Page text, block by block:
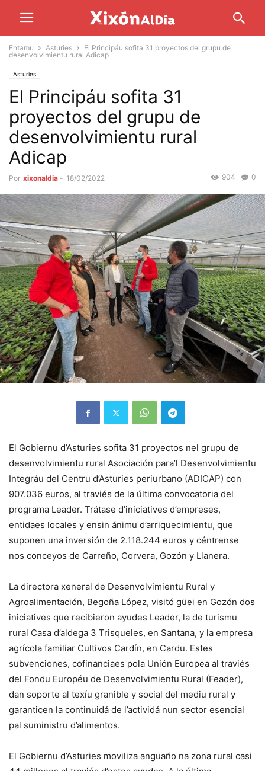
Entamu Asturies
El Principáu sofita 31 proyectos del grupu de
desenvolvimientu rural Adicap
Asturies
El Principáu sofita 31
proyectos del grupu de
desenvolvimientu rural
Adicap
Por xixonaldia - 18/02/2022 0
904
El Gobiernu d’Asturies sofita 31 proyectos nel grupu de
desenvolvimientu rural Asociación para’l Desenvolvimientu
Integráu del Centru d’Asturies periurbano (ADICAP) con
907.036 euros, al traviés de la última convocatoria del
programa Leader. Trátase d’iniciatives d’empreses,
entidaes locales y ensin ánimu d’arriquecimientu, que
suponen una inversión de 2.118.244 euros y céntrense
nos conceyos de Carreño, Corvera, Gozón y Llanera.
La directora xeneral de Desenvolvimientu Rural y
Agroalimentación, Begoña López, visitó güei en Gozón dos
iniciatives que recibieron ayudes Leader, la de turismu
rural Casa d’aldega 3 Trisqueles, en Santana, y la empresa
agrícola familiar Cultivos Cardín, en Cardu. Estes
subvenciones, cofinanciaes pola Unión Europea al traviés
del Fondu Européu de Desenvolvimientu Rural (Feader),
dan soporte al texíu granible y social del mediu rural y
garanticen la continuidá de l’actividá nun sector esencial
pal suministru d’alimentos.
El Gobiernu d’Asturies moviliza anguaño na zona rural casi